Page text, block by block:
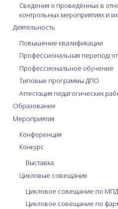
Сведения о проведённых в
контрольных мероприятиях и их
Деятельность
Повышение квалификации
Профессиональная
Профессиональное обучение
Типовые программы ДПО
Аттестация педагогических
Образование
Мероприятия
Конференция
Конкурс
Выставка
Цикловые совещания
Цикловое совещание по
Цикловое совещание по